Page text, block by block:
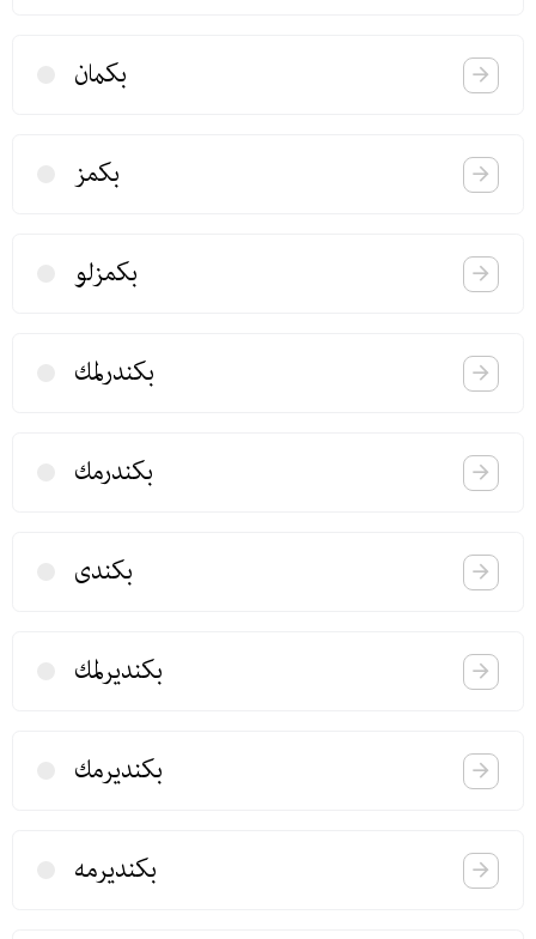
بكمان
بكمز
بكمزلو
بكندرلمك
بكندرمك
بكندی
بكندیرلمك
بكندیرمك
بكندیرمه